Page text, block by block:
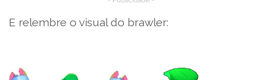
E relembre o visual do brawler: